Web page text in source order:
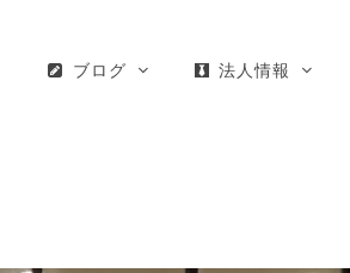
ブログ 法人情報